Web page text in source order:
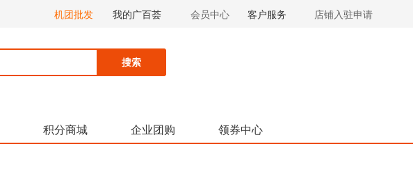
机团批发 我的广百荟 会员中心 客户服务 店铺入驻申请
搜索
积分商城 企业团购 领券中心